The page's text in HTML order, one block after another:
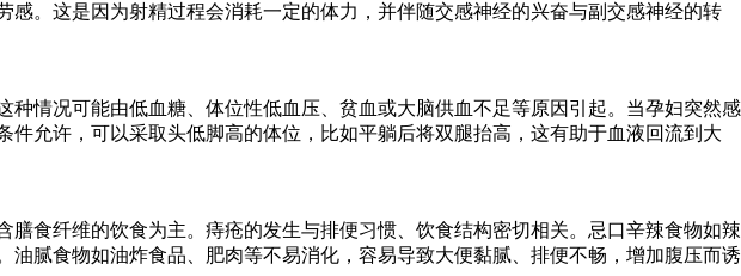
。这是因为射精过程会消耗一定的体力，并伴随交感神经的兴奋与副交感神经的转
情况可能由低血糖、体位性低血压、贫血或大脑供血不足等原因引起。当孕妇突然感
允许，可以采取头低脚高的体位，比如平躺后将双腿抬高，这有助于血液回流到大
食纤维的饮食为主。痔疮的发生与排便习惯、饮食结构密切相关。忌口辛辣食物如辣
腻食物如油炸食品、肥肉等不易消化，容易导致大便黏腻、排便不畅，增加腹压而诱